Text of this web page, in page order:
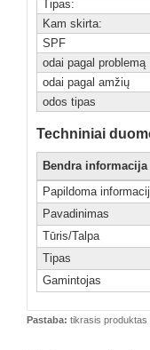
Tipas:
Kam skirta:
SPF
odai pagal problemą
odai pagal amžių
odos tipas
Techniniai
Bendra informacija
Papildoma
Pavadinimas
Tūris/Talpa
Tipas
Gamintojas
Pastaba: tikrasis produktas